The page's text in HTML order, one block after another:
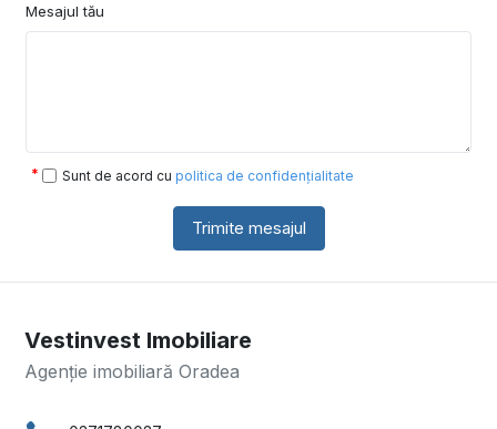
Mesajul tău
Sunt de acord cu politica de confidențialitate
Trimite mesajul
Vestinvest Imobiliare
Agenție imobiliară Oradea